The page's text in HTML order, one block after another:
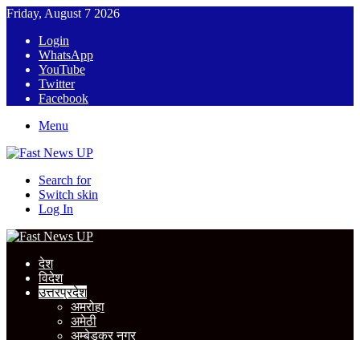
Friday, August 7 2026
Login
WhatsApp
YouTube
Twitter
Facebook
Menu
Search for
Switch skin
Log In
देश
विदेश
उत्तरप्रदेश
अमरोहा
अमेठी
अम्बेडकर नगर